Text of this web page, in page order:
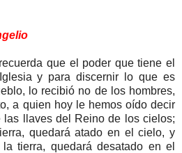
que el poder que tiene el
y para discernir lo que es
lo recibió no de los hombres,
a quien hoy le hemos oído decir
las llaves del Reino de los cielos;
quedará atado en el cielo, y
tierra, quedará desatado en el